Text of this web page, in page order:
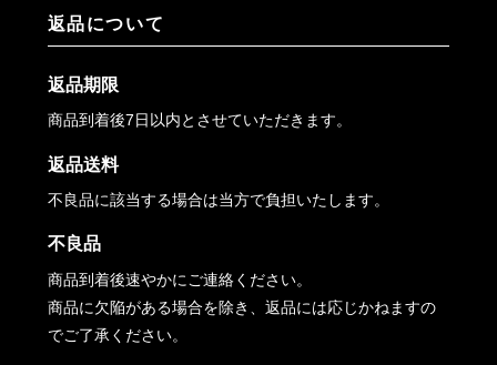
返品について
返品期限
商品到着後7日以内とさせていただきます。
返品送料
不良品に該当する場合は当方で負担いたします。
不良品
商品到着後速やかにご連絡ください。
商品に欠陥がある場合を除き、返品には応じかねますの
でご了承ください。